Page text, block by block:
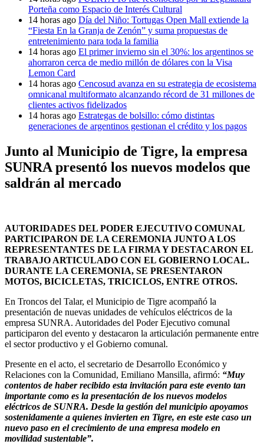
Porteña como Espacio de Interés Cultural
14 horas ago Día del Niño: Tortugas Open Mall extiende la
“Fiesta En la Granja de Zenón” y suma propuestas de
entretenimiento para toda la familia
14 horas ago El primer invierno sin el 30%: los argentinos se
ahorraron cerca de medio millón de dólares con la Visa
Lemon Card
14 horas ago Cencosud avanza en su estrategia de ecosistema
omnicanal multiformato alcanzando récord de 31 millones de
clientes activos fidelizados
14 horas ago Estrategas de bolsillo: cómo distintas
generaciones de argentinos gestionan el crédito y los pagos
Junto al Municipio de Tigre, la empresa
SUNRA presentó los nuevos modelos que
saldrán al mercado
AUTORIDADES DEL PODER EJECUTIVO COMUNAL
PARTICIPARON DE LA CEREMONIA JUNTO A LOS
REPRESENTANTES DE LA FIRMA Y DESTACARON EL
TRABAJO ARTICULADO CON EL GOBIERNO LOCAL.
DURANTE LA CEREMONIA, SE PRESENTARON
MOTOS, BICICLETAS, TRICICLOS, ENTRE OTROS.
En Troncos del Talar, el Municipio de Tigre acompañó la
presentación de nuevas unidades de vehículos eléctricos de la
empresa SUNRA. Autoridades del Poder Ejecutivo comunal
participaron del evento y destacaron la articulación permanente entre
el sector productivo y el Gobierno comunal.
Presente en el acto, el secretario de Desarrollo Económico y
Relaciones con la Comunidad, Emiliano Mansilla, afirmó: “Muy
contentos de haber recibido esta invitación para este evento tan
importante como es la presentación de los nuevos modelos
eléctricos de SUNRA. Desde la gestión del municipio apoyamos
sostenidamente a quienes invierten en Tigre, en este este caso un
nuevo paso en el crecimiento de una empresa modelo en
movilidad sustentable”.